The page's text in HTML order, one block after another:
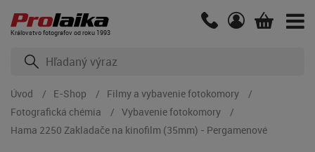
Kráľovstvo fotografov od roku 1993
Úvod E-Shop
Filmy a vybavenie fotokomory
Fotografická chémia
Vybavenie fotokomory
Hama 2250 Zakladače na kinofilm (35mm) - Pergamenové